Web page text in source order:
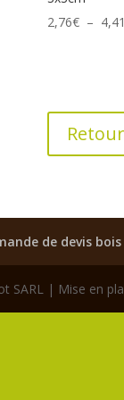
2,76€ –
de devis bois
SARL | Mise en